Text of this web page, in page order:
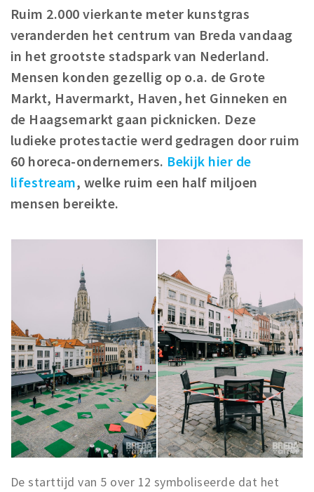
Inschrijven gemeente
Zorgverzekering
Huisarts en eerste hulp
Q&A
KORTING
Breda Student Shop
Draai aan het rad!
VRIJE TIJD
Bezienswaardigheden
Musea, theaters & podia
Uitjes & activiteiten
Studentenroutes
Natuurgebieden
Party pics
Eten
Drinken
Slapen
Ruim 2.000 vierkante meter kunstgras
veranderden het centrum van Breda vandaag
in het grootste stadspark van Nederland.
Mensen konden gezellig op o.a. de Grote
Markt, Havermarkt, Haven, het Ginneken en
de Haagsemarkt gaan picknicken. Deze
ludieke protestactie werd gedragen door ruim
60 horeca-ondernemers. Bekijk hier de
lifestream, welke ruim een half miljoen
mensen bereikte.
De starttijd van 5 over 12 symboliseerde dat het